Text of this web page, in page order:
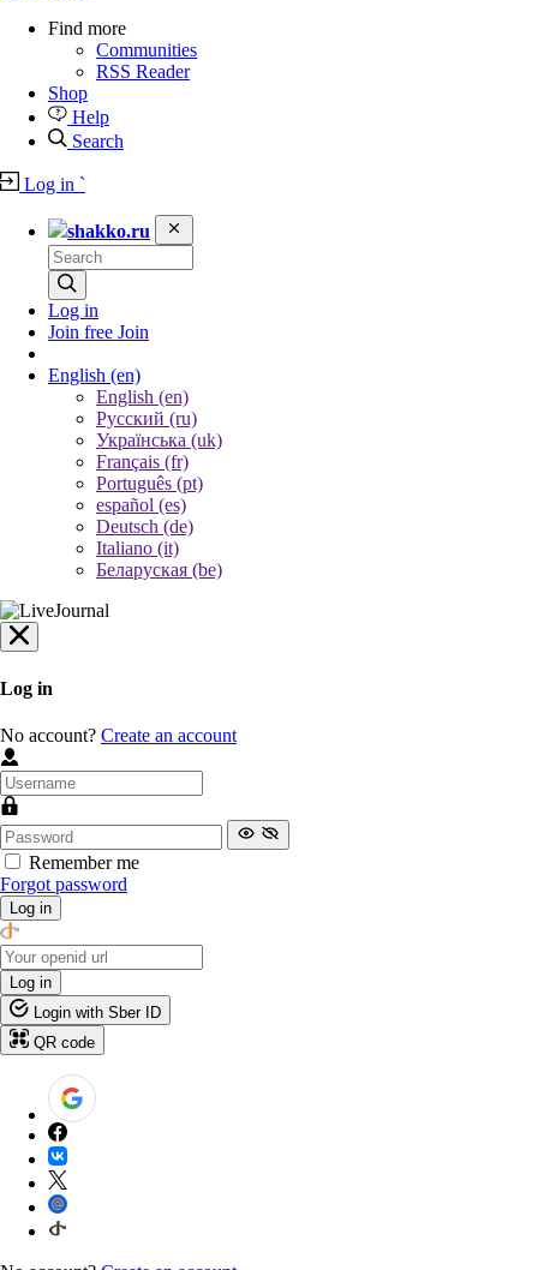
Find more
Communities
RSS Reader
Shop
Help
Search
Log in `
shakko.ru
Log in
Join free Join
English (en)
English (en)
Русский (ru)
Українська (uk)
Français (fr)
Português (pt)
español (es)
Deutsch (de)
Italiano (it)
Беларуская (be)
Log in
No account? Create an account
Remember me
Forgot password
Log in
Log in
Login with Sber ID
QR code